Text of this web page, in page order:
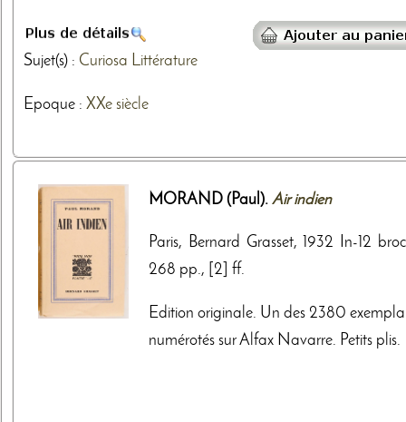
Sujet(s) : Curiosa Littérature
Epoque : XXe siècle
MORAND (Paul). Air indien
Paris, Bernard Grasset, 1932 In-12
268 pp., [2] ff.
Edition originale. Un des 2380
numérotés sur Alfax Navarre. Petits plis.